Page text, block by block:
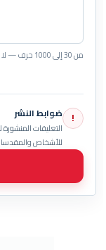
من 30 إلى 1000 حرف — لا تُقبل الروابط أو أكواد HTML.
! ضوابط النشر
التعليقات المنشورة
للأشخاص